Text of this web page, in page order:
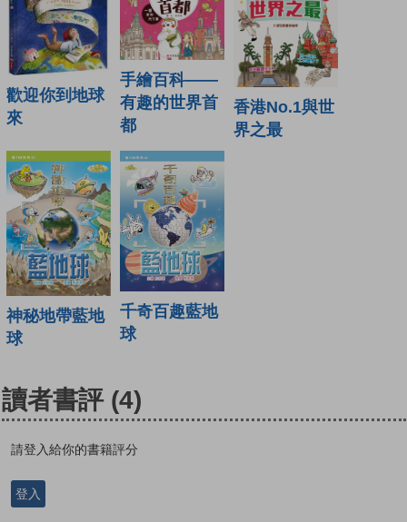
歡迎你到地球
來
手繪百科——
有趣的世界首
都
香港No.1與世
界之最
神秘地帶藍地
球
千奇百趣藍地
球
讀者書評 (4)
請登入給你的書籍評分
登入